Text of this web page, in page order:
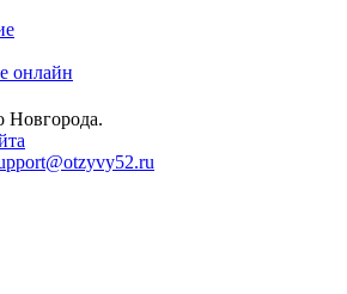
онлайн